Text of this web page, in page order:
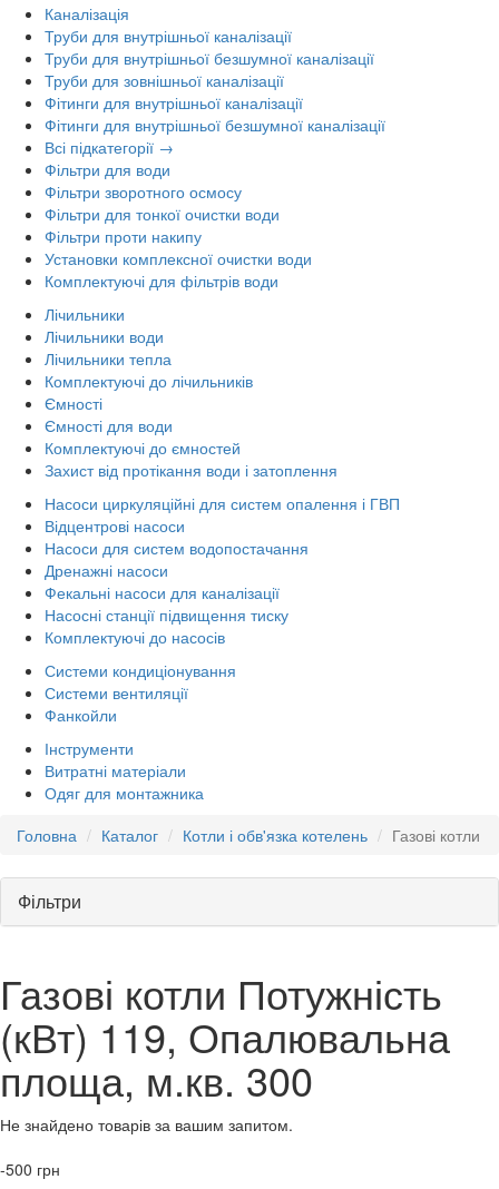
Каналізація
Труби для внутрішньої каналізації
Труби для внутрішньої безшумної каналізації
Труби для зовнішньої каналізації
Фітинги для внутрішньої каналізації
Фітинги для внутрішньої безшумної каналізації
Всі підкатегорії →
Фільтри для води
Фільтри зворотного осмосу
Фільтри для тонкої очистки води
Фільтри проти накипу
Установки комплексної очистки води
Комплектуючі для фільтрів води
Лічильники
Лічильники води
Лічильники тепла
Комплектуючі до лічильників
Ємності
Ємності для води
Комплектуючі до ємностей
Захист від протікання води і затоплення
Насоси циркуляційні для систем опалення і ГВП
Відцентрові насоси
Насоси для систем водопостачання
Дренажні насоси
Фекальні насоси для каналізації
Насосні станції підвищення тиску
Комплектуючі до насосів
Системи кондиціонування
Системи вентиляції
Фанкойли
Інструменти
Витратні матеріали
Одяг для монтажника
Головна
Каталог Котли і обв'язка котелень Газові котли
Фільтри
Газові котли Потужність
(кВт) 119, Опалювальна
площа, м.кв. 300
Не знайдено товарів за вашим запитом.
-500 грн